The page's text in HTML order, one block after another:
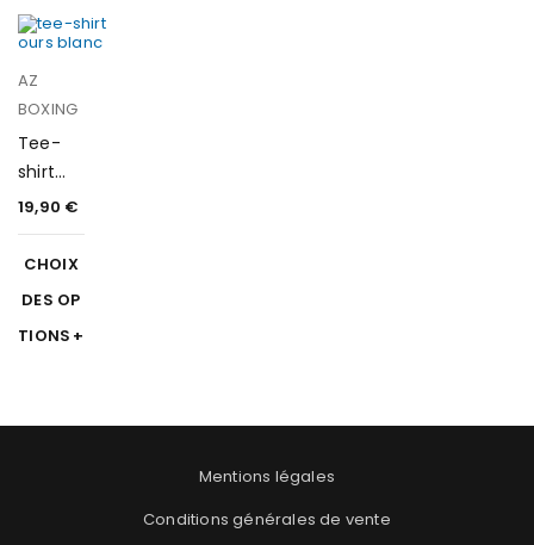
AZ
BOXING
Tee-
shirt
ours
19,90 €
CHOIX
DES OP
TIONS
Mentions légales
Conditions générales de vente